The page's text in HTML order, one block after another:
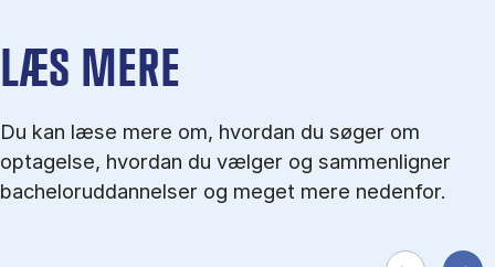
LÆS MERE
Du kan læse mere om, hvordan du søger om
optagelse, hvordan du vælger og sammenligner
bacheloruddannelser og meget mere nedenfor.